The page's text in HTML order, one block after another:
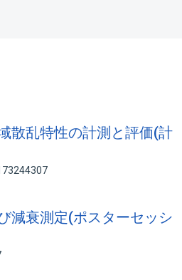
散乱特性の計測と評価(計
減衰測定(ポスターセッシ